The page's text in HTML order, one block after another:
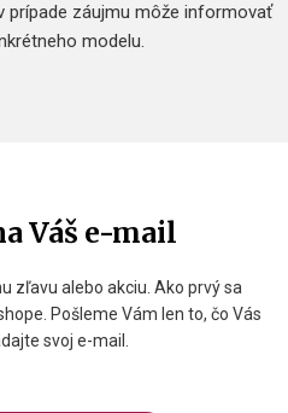
prípade záujmu môže informovať
modelu.
Váš e-mail
zľavu alebo akciu. Ako prvý sa
Pošleme Vám len to, čo Vás
svoj e-mail.